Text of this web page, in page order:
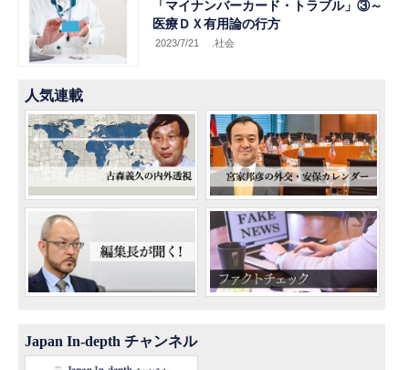
「マイナンバーカード・トラブル」③～
医療ＤＸ有用論の行方
2023/7/21 .社会
人気連載
Japan In-depth チャンネル